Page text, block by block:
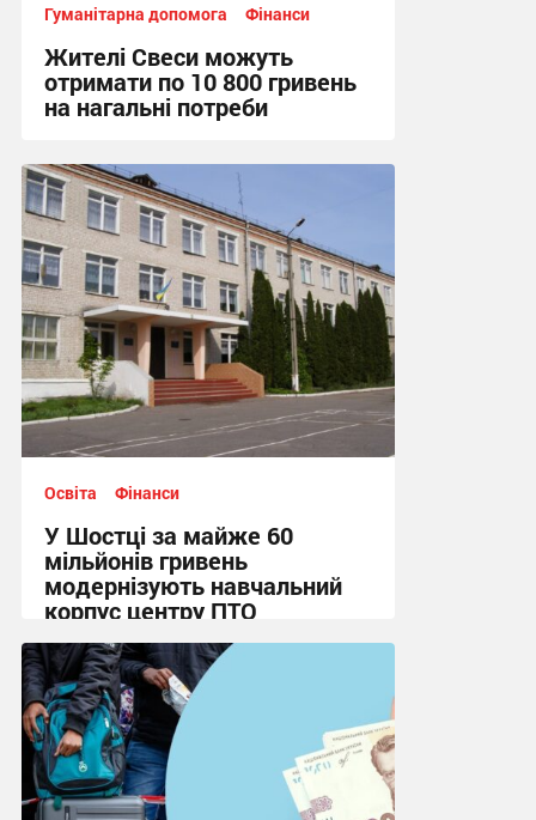
Гуманітарна допомога Фінанси
Жителі Свеси можуть
отримати по 10 800 гривень
на нагальні потреби
14:30, 6.08.2026
Освіта Фінанси
У Шостці за майже 60
мільйонів гривень
модернізують навчальний
корпус центру ПТО
15:07, 5.08.2026